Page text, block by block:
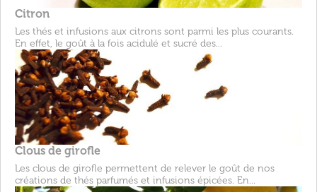
Citron
Les thés et infusions aux citrons sont parmi les plus courants.
En effet, le goût à la fois acidulé et sucré des...
Clous de girofle
Les clous de girofle permettent de relever le goût de nos
créations de thés parfumés et infusions épicées. En...